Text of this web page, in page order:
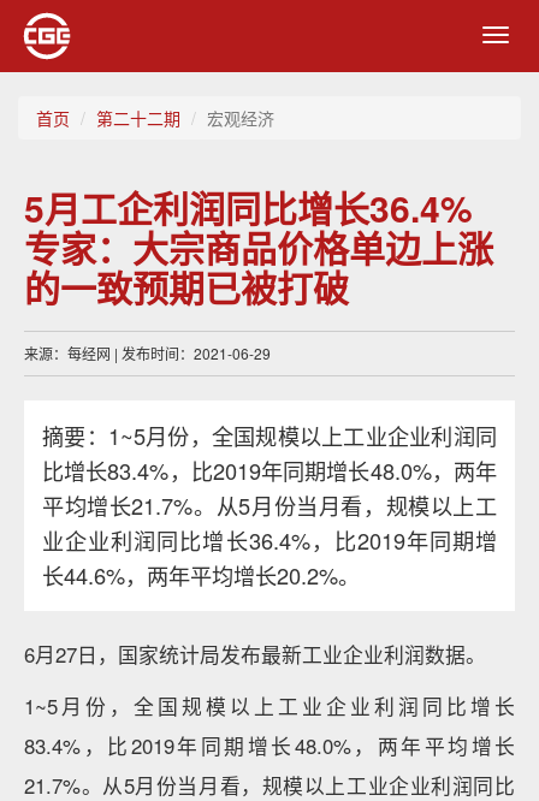
首页 第二十二期 宏观经济
5月工企利润同比增长36.4%
专家：大宗商品价格单边上涨
的一致预期已被打破
来源：每经网 | 发布时间：2021-06-29
摘要：1~5月份，全国规模以上工业企业利润同
比增长83.4%，比2019年同期增长48.0%，两年
平均增长21.7%。从5月份当月看，规模以上工
业企业利润同比增长36.4%，比2019年同期增
长44.6%，两年平均增长20.2%。
6月27日，国家统计局发布最新工业企业利润数据。
1~5月份，全国规模以上工业企业利润同比增长
83.4%，比2019年同期增长48.0%，两年平均增长
21.7%。从5月份当月看，规模以上工业企业利润同比